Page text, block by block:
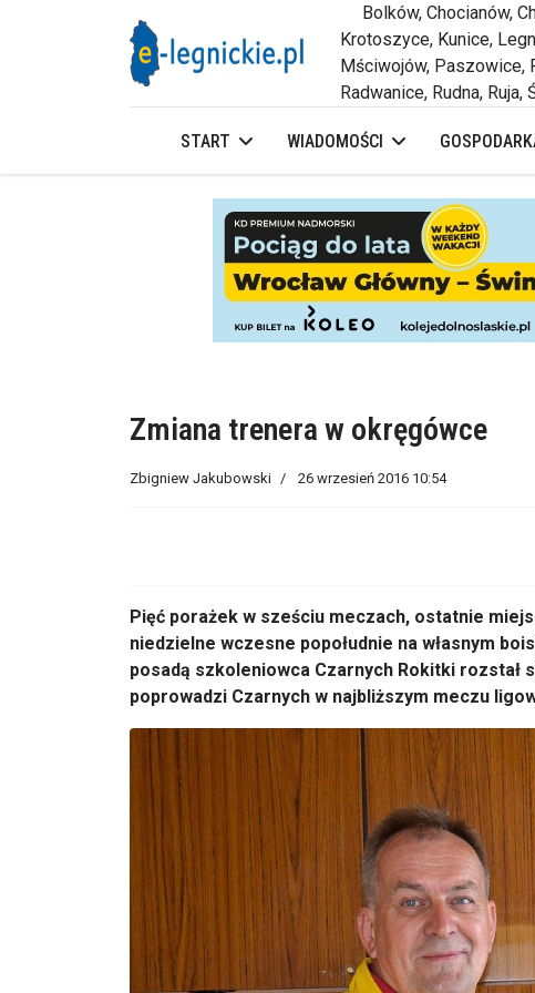
Bolków, Chocianów,
Krotoszyce, Kunice,
Mściwojów, Paszowice,
Radwanice, Rudna,
START WIADOMOŚCI
Zmiana trenera w okręgówce
Zbigniew Jakubowski 26 wrzesień 2016 10:54
Pięć porażek w sześciu meczach, ostatnie
niedzielne wczesne popołudnie na własnym
posadą szkoleniowca Czarnych Rokitki rozstał
poprowadzi Czarnych w najbliższym meczu